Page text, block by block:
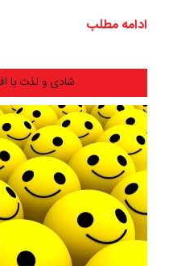
ادامه مطلب
شادی و لذت با